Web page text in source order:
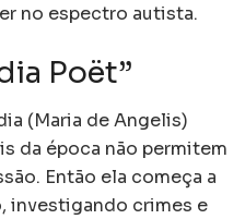
no espectro autista.
Poët”
(Maria de Angelis)
da época não permitem
Então ela começa a
investigando crimes e